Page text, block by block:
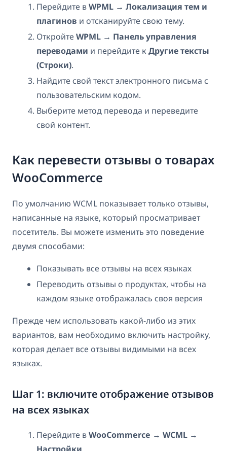
Перейдите вWPML → Локализация тем и
плагинов и отсканируйте свою тему.
Откройте WPML → Панель управления
переводами и перейдите к Другие тексты
(Строки).
Найдите свой текст электронного письма с
пользовательским кодом.
Выберите метод перевода и переведите
свой контент.
Как перевести отзывы о товарах
WooCommerce
По умолчанию WCML показывает только отзывы,
написанные на языке, который просматривает
посетитель. Вы можете изменить это поведение
двумя способами:
Показывать все отзывы на всех языках
Переводить отзывы о продуктах, чтобы на
каждом языке отображалась своя версия
Прежде чем использовать какой-либо из этих
вариантов, вам необходимо включить настройку,
которая делает все отзывы видимыми на всех
языках.
Шаг 1: включите отображение отзывов
на всех языках
Перейдите вWooCommerce → WCML →